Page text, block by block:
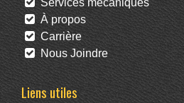
Services mécaniques
À propos
Carrière
Nous Joindre
Liens utiles